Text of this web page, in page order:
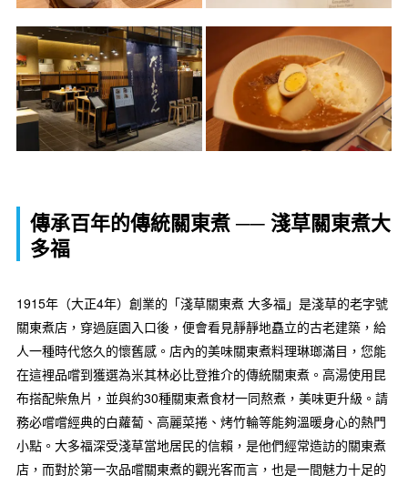
傳承百年的傳統關東煮 ── 淺草關東煮大
多福
1915年（大正4年）創業的「淺草關東煮 大多福」是淺草的老字號
關東煮店，穿過庭園入口後，便會看見靜靜地矗立的古老建築，給
人一種時代悠久的懷舊感。店內的美味關東煮料理琳瑯滿目，您能
在這裡品嚐到獲選為米其林必比登推介的傳統關東煮。高湯使用昆
布搭配柴魚片，並與約30種關東煮食材一同熬煮，美味更升級。請
務必嚐嚐經典的白蘿蔔、高麗菜捲、烤竹輪等能夠溫暖身心的熱門
小點。大多福深受淺草當地居民的信賴，是他們經常造訪的關東煮
店，而對於第一次品嚐關東煮的觀光客而言，也是一間魅力十足的